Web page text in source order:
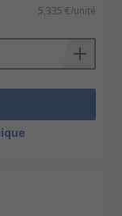
5,335 €/unité